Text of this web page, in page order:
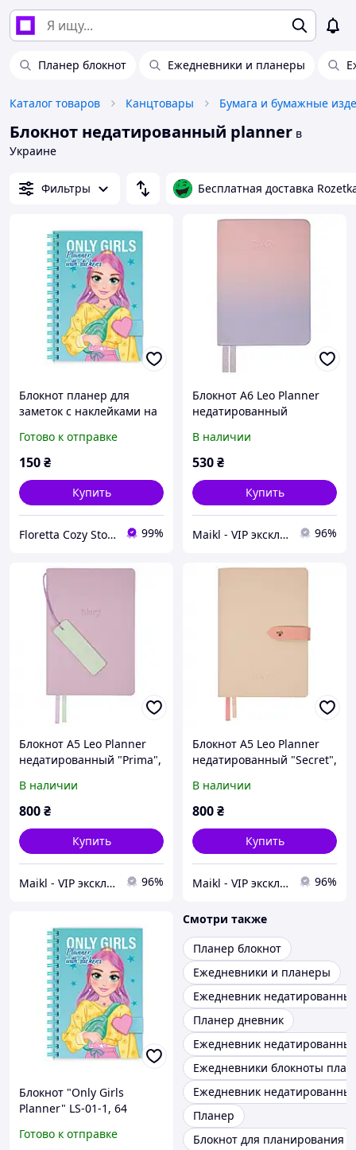
Планер блокнот Ежедневники и планеры
Каталог товаров Канцтовары Бумага и бумажные
Блокнот недатированный planner в
Украине
Фильтры Бесплатная доставка
Блокнот планер для
заметок с наклейками на
Planner Тип 1
Готово к отправке
150₴
Купить
Floretta Cozy Store 99%
Блокнот А6 Leo Planner
недатированный
страниц
В наличии
530₴
Купить
Maikl - VIP эксклюзив товаров в Украине. 96%
Блокнот А5 Leo Planner
недатированный "Prima",
страниц
В наличии
800₴
Купить
Maikl - VIP эксклюзив товаров в Украине. 96%
Блокнот А5 Leo Planner
недатированный "Secret",
страниц
В наличии
800₴
Купить
Maikl - VIP эксклюзив товаров в Украине. 96%
Блокнот "Only Girls
Planner" LS-01-1, 64
Готово к отправке
Смотри также
Планер блокнот
Ежедневники и планеры
Ежедневник
Планер дневник
Ежедневник
Ежедневники блокноты
Ежедневник
Планер
Блокнот для планирования